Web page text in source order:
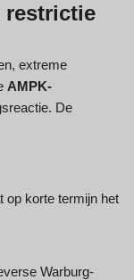
restrictie
extreme
AMPK-
De
op korte termijn het
Warburg-